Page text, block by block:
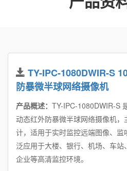
TY-IPC-1080DWIR-S
防暴微半球网络摄像机
产品概述： TY-IPC-1080DWIR-S
动态红外防暴微半球网络摄像机
计，适用于实时监控远端图像、
泛应用于大楼、银行、机场、车
企业等高清监控环境。